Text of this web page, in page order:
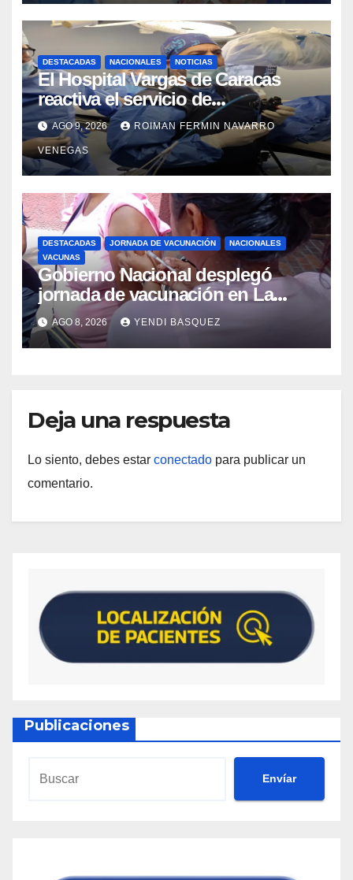
DESTACADAS NACIONALES NOTICIAS
El Hospital Vargas de Caracas
reactiva el servicio de
Colangiopancreatografía
Retrógrada Endoscópica para
beneficiar a cientos de pacientes
AGO 9, 2026 ROIMAN FERMIN NAVARRO
VENEGAS
DESTACADAS JORNADA DE VACUNACIÓN
NACIONALES
VACUNAS
Gobierno Nacional desplegó
jornada de vacunación en La
Guaira para garantizar protección
epidemiológica
AGO 8, 2026 YENDI BASQUEZ
Deja una respuesta
Lo siento, debes estar conectado para publicar un
comentario.
Publicaciones
Envíar